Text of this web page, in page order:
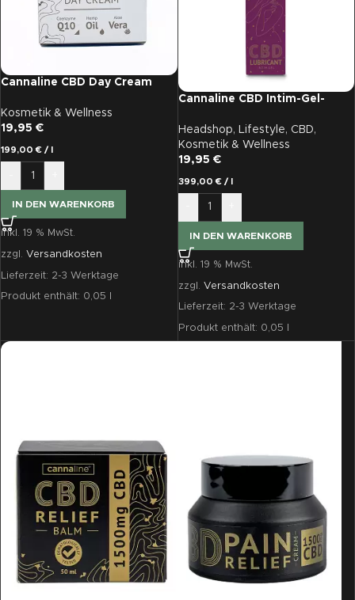
Cannaline CBD Day Cream
Kosmetik & Wellness
19,95 €
199,00€ /
IN DEN WARENKORB
inkl. 19 % MwSt.
zzgl. Versandkosten
Lieferzeit: 2-3 Werktage
Produkt enthält: 0,05
Cannaline CBD Intim-Gel-
Headshop, Lifestyle, CBD,
Kosmetik & Wellness
19,95 €
399,00€/
IN DEN WARENKORB
inkl. 19 % MwSt.
zzgl. Versandkosten
Lieferzeit: 2-3 Werktage
Produkt enthält: 0,05